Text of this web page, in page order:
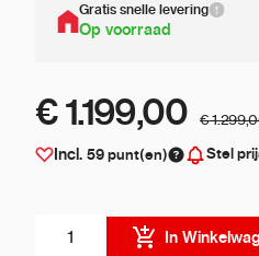
Gratis snelle levering
Op voorraad
€ 1.199,00 €
Incl. 59punt(en) Stel
In